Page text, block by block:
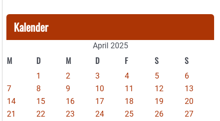
Kalender
April 2025
M D M D F S S
1 2 3 4 5
6
7
8 9 10 11 12
13
14
15 16 17 18 19
20
21
22 23 24 25 26
27